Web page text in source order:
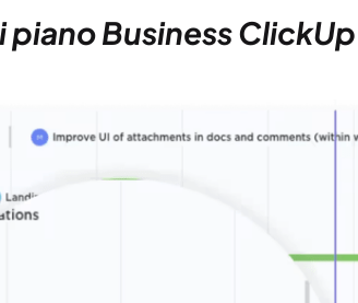
piano Business ClickUp